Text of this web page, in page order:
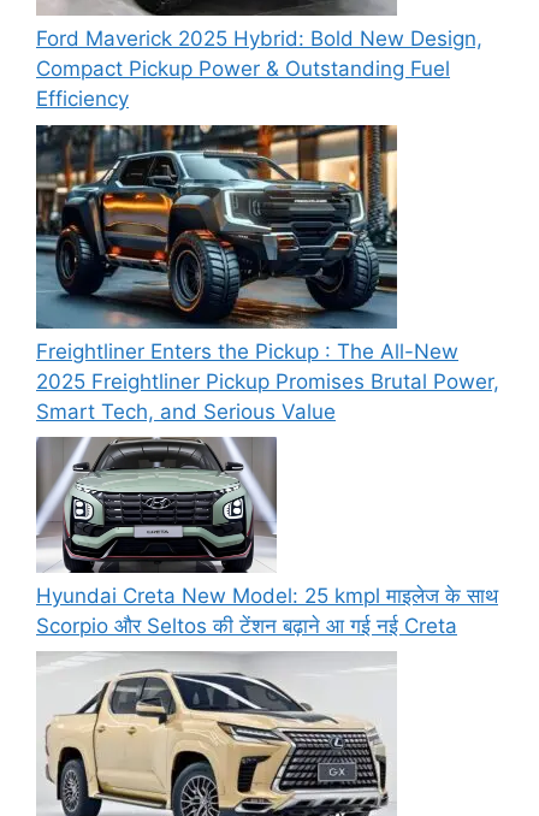
Ford Maverick 2025 Hybrid: Bold New Design,
Compact Pickup Power & Outstanding Fuel
Efficiency
Freightliner Enters the Pickup : The All-New
2025 Freightliner Pickup Promises Brutal Power,
Smart Tech, and Serious Value
Hyundai Creta New Model: 25 kmpl माइलेज के साथ
Scorpio और Seltos की टेंशन बढ़ाने आ गई नई Creta